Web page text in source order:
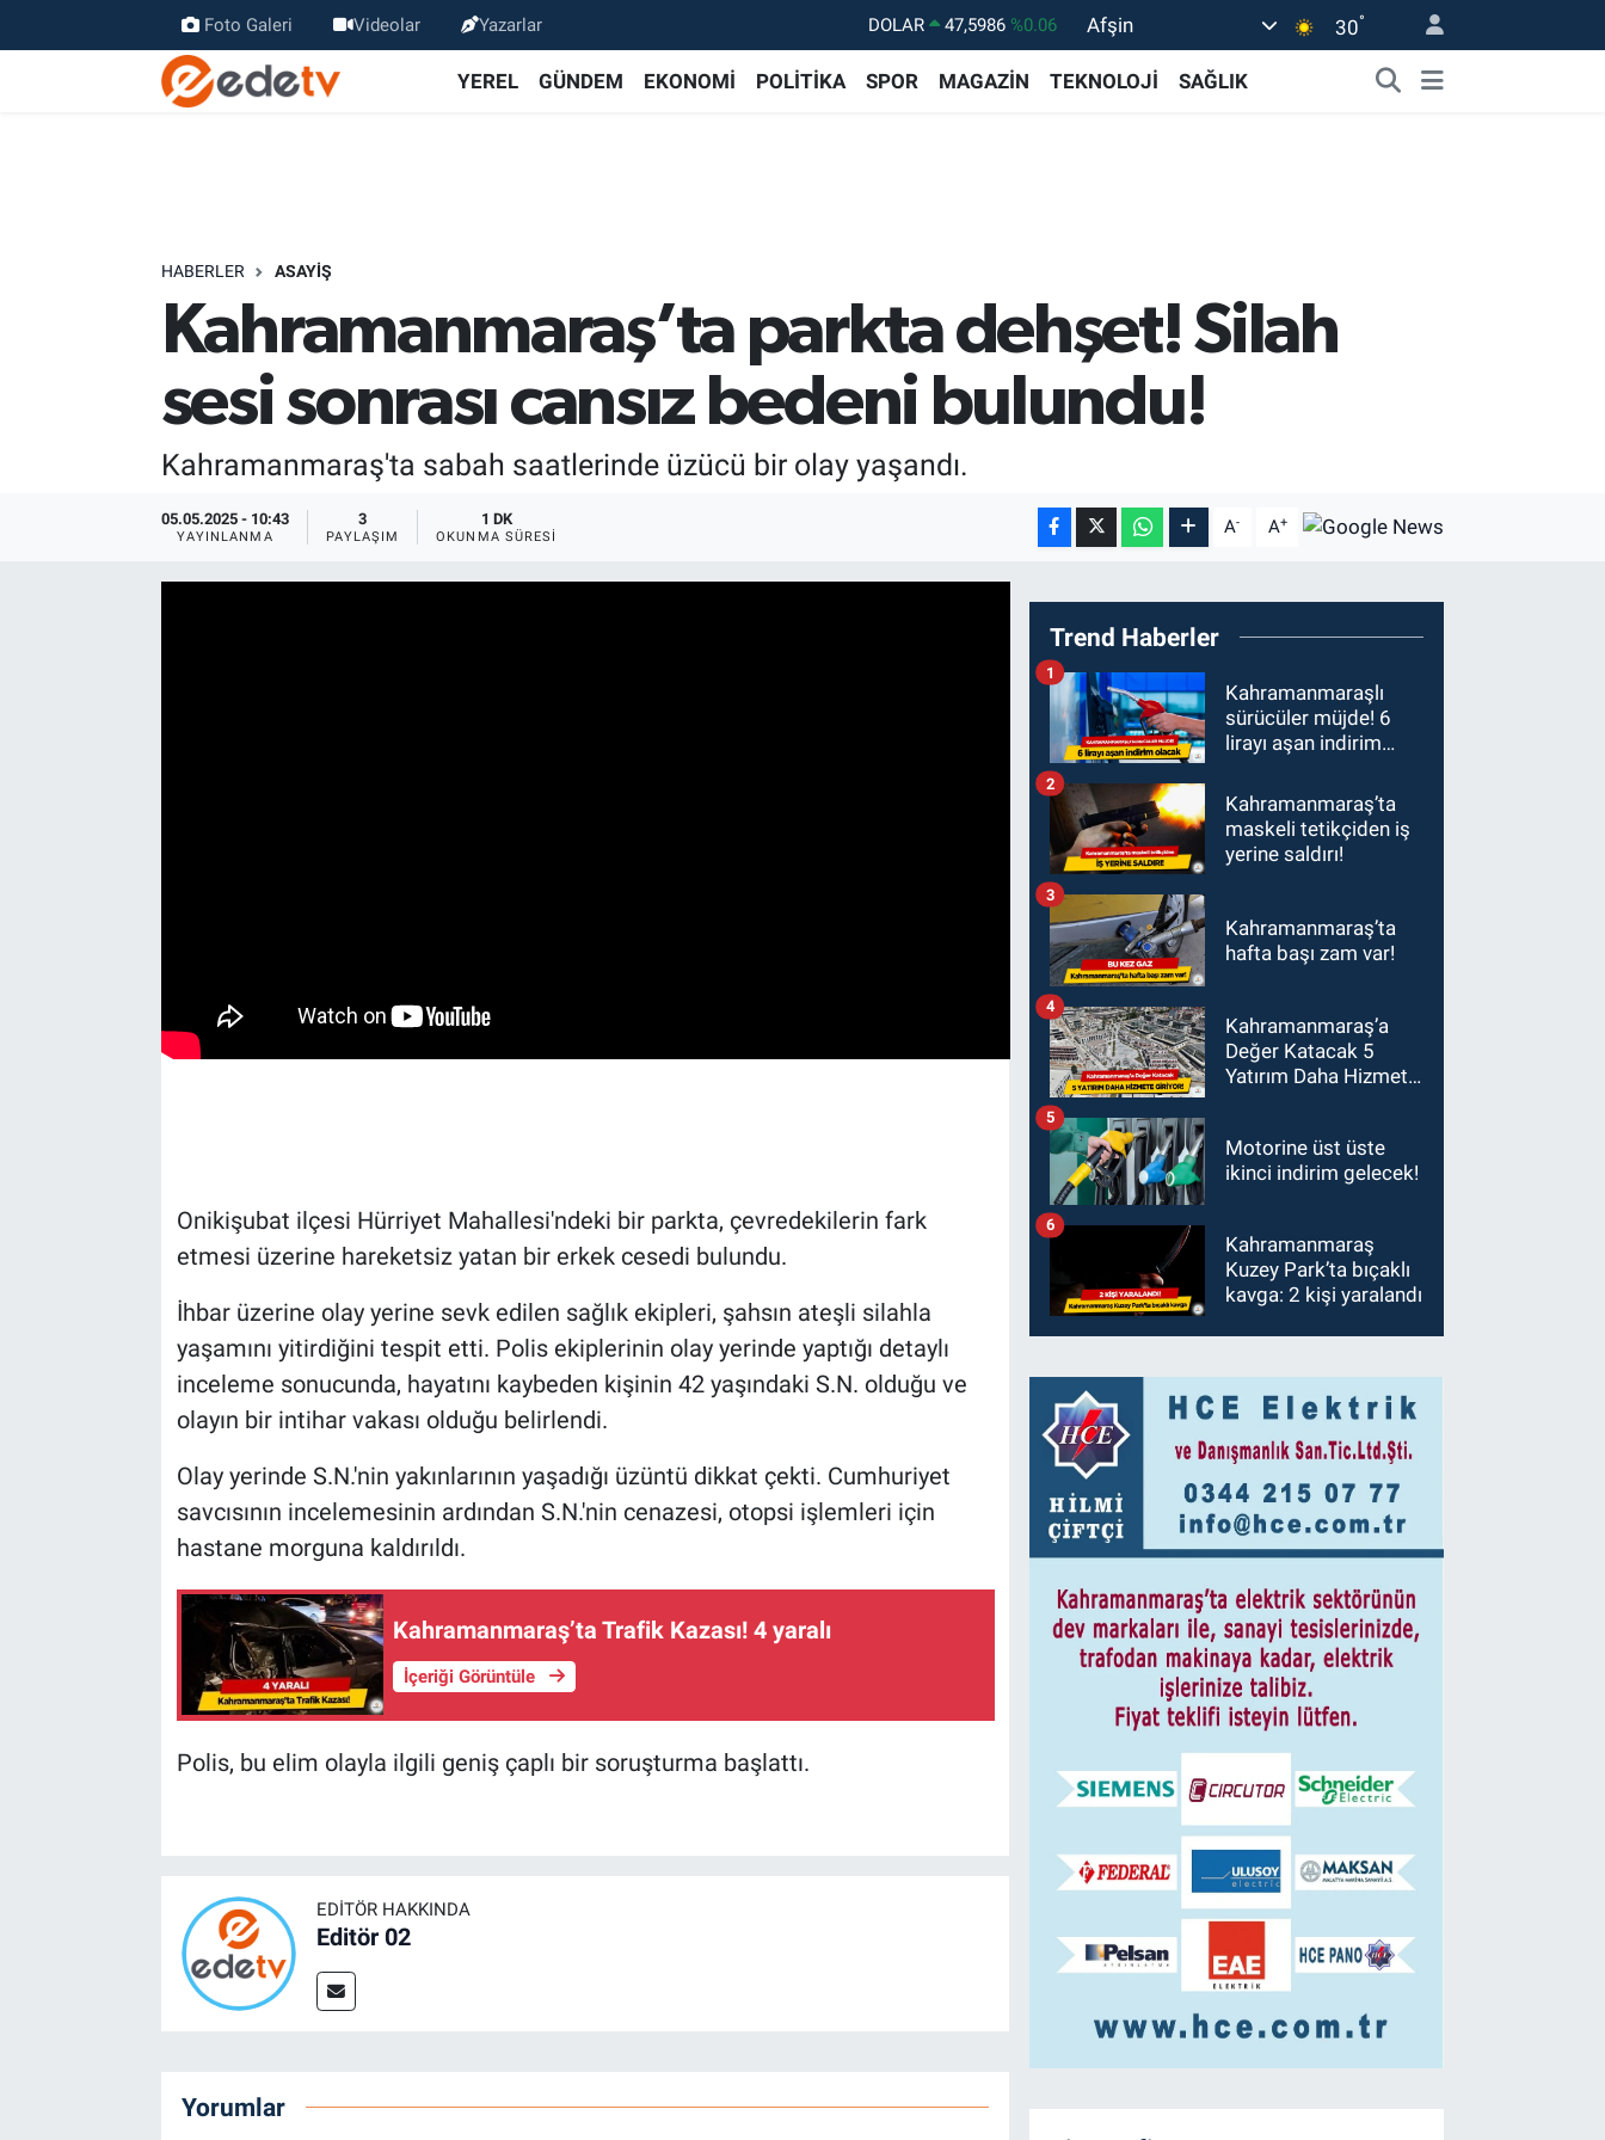
Foto Galeri Videolar Yazarlar DOLAR 47,5986 %0.06
EURO
55,0700
Afşin 30°
YEREL GÜNDEM EKONOMİ POLİTİKA SPOR MAGAZİN TEKNOLOJİ SAĞLIK
HABERLER ASAYİŞ
Kahramanmaraş’ta parkta dehşet! Silah
sesi sonrası cansız bedeni bulundu!
Kahramanmaraş'ta sabah saatlerinde üzücü bir olay yaşandı.
05.05.2025 - 10:43
YAYINLANMA
3
PAYLAŞIM
1 DK
OKUNMA SÜRESI A- A+
Onikişubat ilçesi Hürriyet Mahallesi'ndeki bir parkta, çevredekilerin fark
etmesi üzerine hareketsiz yatan bir erkek cesedi bulundu.
İhbar üzerine olay yerine sevk edilen sağlık ekipleri, şahsın ateşli silahla
yaşamını yitirdiğini tespit etti. Polis ekiplerinin olay yerinde yaptığı detaylı
inceleme sonucunda, hayatını kaybeden kişinin 42 yaşındaki S.N. olduğu ve
olayın bir intihar vakası olduğu belirlendi.
Olay yerinde S.N.'nin yakınlarının yaşadığı üzüntü dikkat çekti. Cumhuriyet
savcısının incelemesinin ardından S.N.'nin cenazesi, otopsi işlemleri için
hastane morguna kaldırıldı.
Kahramanmaraş’ta Trafik Kazası! 4 yaralı
İçeriği Görüntüle
Polis, bu elim olayla ilgili geniş çaplı bir soruşturma başlattı.
EDITÖR HAKKINDA
Editör 02
Yorumlar
Trend Haberler
Kahramanmaraşlı
sürücüler müjde! 6
lirayı aşan indirim
1
Kahramanmaraş’ta
maskeli tetikçiden iş
yerine saldırı!
2
Kahramanmaraş’ta
hafta başı zam var!
3
Kahramanmaraş’a
Değer Katacak 5
Yatırım Daha Hizmete
4
Motorine üst üste
ikinci indirim gelecek!
5
Kahramanmaraş
Kuzey Park’ta bıçaklı
kavga: 2 kişi yaralandı
6